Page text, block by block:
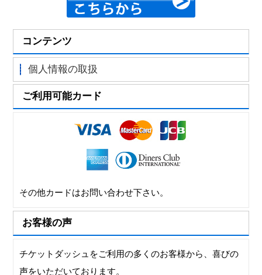
コンテンツ
個人情報の取扱
ご利用可能カード
その他カードはお問い合わせ下さい。
お客様の声
チケットダッシュをご利用の多くのお客様から、喜びの
声をいただいております。